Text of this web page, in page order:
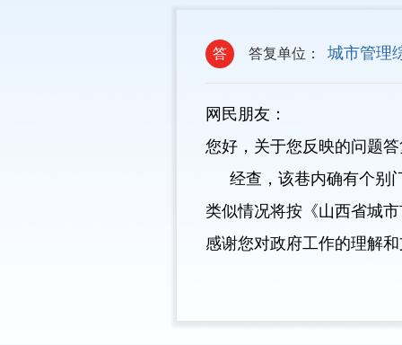
答 答复单位： 城市管理
网民朋友：
您好，关于您反映的问题
经查，该巷内确有个别门
类似情况将按《山西省城
感谢您对政府工作的理解